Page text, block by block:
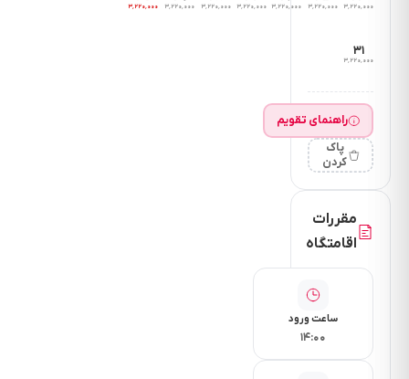
های
10
دقیقه
فاصله
تا
20
دقیقه
فاصله
ترمینال
۳٬۲۲۰٬۰۰۰ ۳٬۲۲۰٬۰۰۰ ۳٬۲۲۰٬۰۰۰ ۳٬۲۲۰٬۰۰۰ ۳٬۲۲۰٬۰۰۰ ۳٬۲۲۰٬۰۰۰ ۳٬۲۲۰٬۰۰۰
۳۱
۳٬۲۲۰٬۰۰۰
راهنمای تقویم
پاک
کردن
مقررات
اقامتگاه
ساعت ورود
۱۴:۰۰